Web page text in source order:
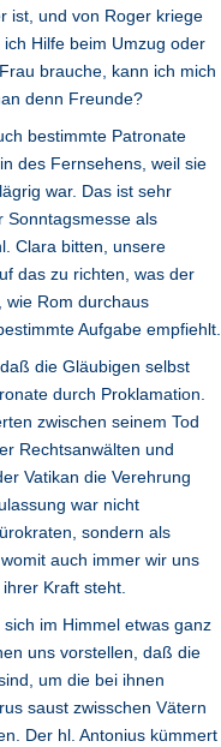
ist, und von Roger kriege
Hilfe beim Umzug oder
brauche, kann ich mich
denn Freunde?
bestimmte Patronate
des Fernsehens, weil sie
war. Das ist sehr
Sonntagsmesse als
Clara bitten, unsere
das zu richten, was der
wie Rom durchaus
Aufgabe empfiehlt.
die Gläubigen selbst
durch Proklamation.
zwischen seinem Tod
Rechtsanwälten und
Vatikan die Verehrung
war nicht
sondern als
auch immer wir uns
Kraft steht.
im Himmel etwas ganz
uns vorstellen, daß die
um die bei ihnen
saust zwisschen Vätern
Der hl. Antonius kümmert